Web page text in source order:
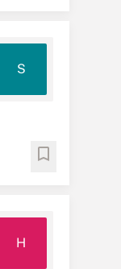
S
bookmark
H